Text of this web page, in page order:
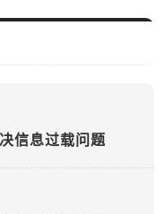
信息过载问题